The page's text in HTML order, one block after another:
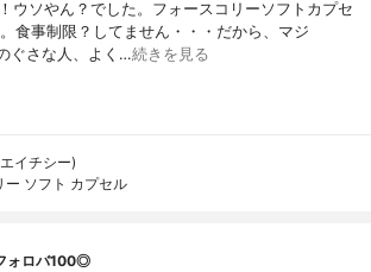
ウソやん？でした。フォースコリーソフトカプセ
食事制限？してません・・・だから、マジ
ぐさな人、よく…続きを見る
イチシー)
ー ソフト カプセル
ォロバ100◎